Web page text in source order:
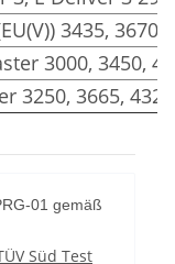
3435, 3670
3000, 3450,
3250, 3665, 4325
01 gemäß
Süd Test